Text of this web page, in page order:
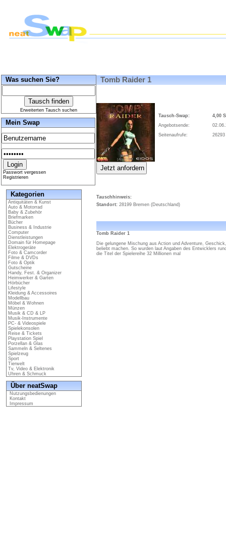
Was suchen Sie?
Erweiterten Tausch suchen
Mein Swap
Passwort vergessen
Registrieren
Kategorien
Antiquitäten & Kunst
Auto & Motorrad
Baby & Zubehör
Briefmarken
Bücher
Business & Industrie
Computer
Dienstleistungen
Domain für Homepage
Elektrogeräte
Foto & Camcorder
Filme & DVDs
Foto & Optik
Gutscheine
Handy, Fest. & Organizer
Heimwerker & Garten
Hörbücher
Lifestyle
Kleidung & Accessoires
Modellbau
Möbel & Wohnen
Münzen
Musik & CD & LP
Musik-Instrumente
PC- & Videospiele
Spielekonsolen
Reise & Tickets
Playstation Spiel
Porzellan & Glas
Sammeln & Seltenes
Spielzeug
Sport
Tierwelt
Tv, Video & Elektronik
Uhren & Schmuck
Über neatSwap
Nutzungsbedienungen
Kontakt
Impressum
Tomb Raider 1
Tausch-Swap:
4,00
Angebotsende:
Seitenaufrufe:
26293
Tauschhinweis:
Standort: 28199 Bremen (Deutschland)
Tomb Raider 1
Die gelungene Mischung aus Action und Adventure,
beliebt machen. So wurden laut Angaben des Entwicklers
die Titel der Spielereihe 32 Millionen mal